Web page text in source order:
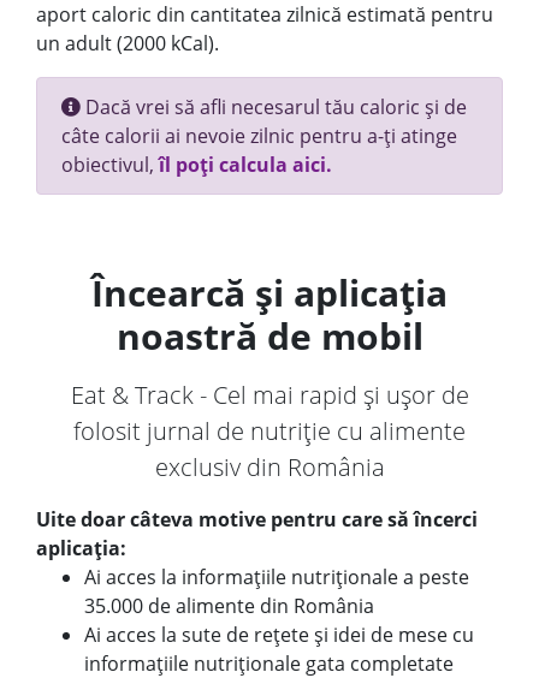
aport caloric din cantitatea zilnică estimată pentru
un adult (2000 kCal).
Dacă vrei să afli necesarul tău caloric și de
câte calorii ai nevoie zilnic pentru a-ți atinge
obiectivul,îl poți calcula aici.
Încearcă și aplicația
noastră de mobil
Eat & Track - Cel mai rapid și ușor de
folosit jurnal de nutriție cu alimente
exclusiv din România
Uite doar câteva motive pentru care să încerci
aplicația:
Ai acces la informațiile nutriționale a peste
35.000 de alimente din România
Ai acces la sute de rețete și idei de mese cu
informațiile nutriționale gata completate